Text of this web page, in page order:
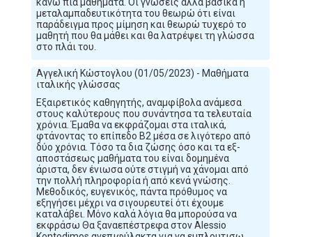
μεταλαμπαδευτικότητα του θεωρώ ότι είναι
παράδειγμα προς μίμηση και θεωρώ τυχερό το
μαθητή που θα μάθει και θα λατρέψει τη γλώσσα
στο πλάι του.
Αγγελική Κώστογλου (01/05/2023) - Μαθήματα
ιταλικής γλώσσας
Εξαιρετικός καθηγητής, αναμφίβολα ανάμεσα
στους καλύτερους που συνάντησα τα τελευταία
χρόνια. Έμαθα να εκφράζομαι στα ιταλικά,
φτάνοντας το επίπεδο Β2 μέσα σε λιγότερο από
δύο χρόνια. Τόσο τα δια ζώσης όσο και τα εξ-
αποστάσεως μαθήματα του είναι δομημένα
άριστα, δεν ένιωσα ούτε στιγμή να χάνομαι από
την πολλή πληροφορία ή από κενά γνώσης.
Μεθοδικός, ευγενικός, πάντα πρόθυμος να
εξηγήσει μέχρι να σιγουρευτεί ότι έχουμε
καταλάβει. Μόνο καλά λόγια θα μπορούσα να
εκφράσω Θα ξαναεπέστρεφα στον Alessio